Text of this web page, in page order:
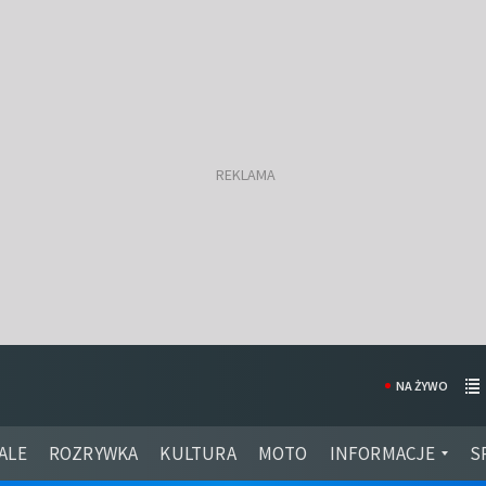
ROZRYWKA KULTURA MOTO INFORMACJE
NA ŻYWO